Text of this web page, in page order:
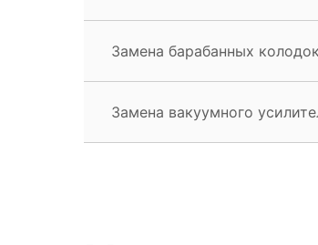
Замена барабанных
Замена вакуумного